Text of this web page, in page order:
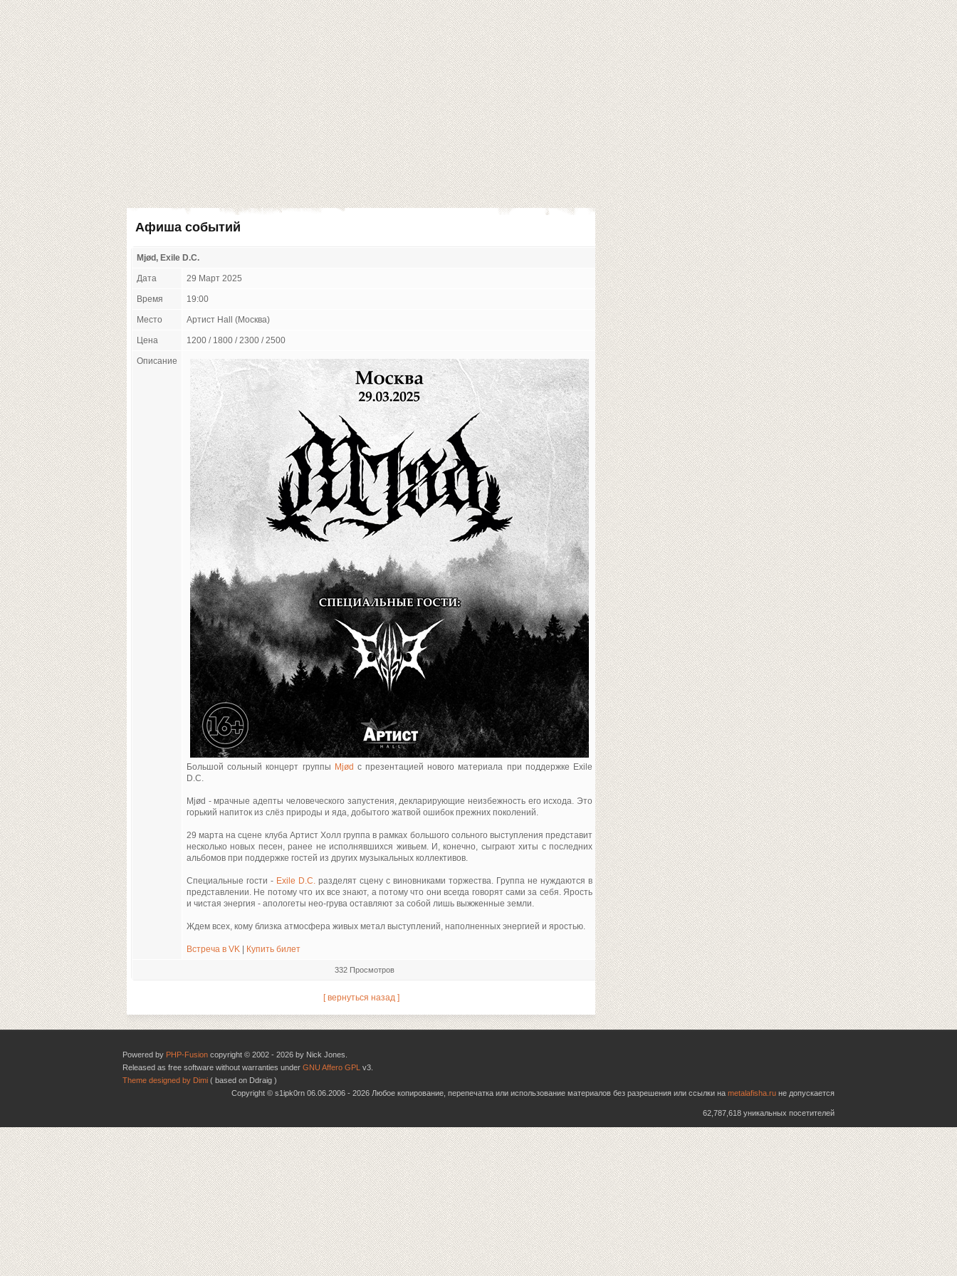
Афиша событий
Mjød, Exile D.C.
Дата 29 Март 2025
Время 19:00
Место Артист Hall (Москва)
Цена 1200 / 1800 / 2300 / 2500
Описание
Большой сольный концерт группы Mjød с презентацией нового материала при поддержке Exile
D.C.
Mjød - мрачные адепты человеческого запустения, декларирующие неизбежность его исхода. Это
горький напиток из слёз природы и яда, добытого жатвой ошибок прежних поколений.
29 марта на сцене клуба Артист Холл группа в рамках большого сольного выступления представит
несколько новых песен, ранее не исполнявшихся живьем. И, конечно, сыграют хиты с последних
альбомов при поддержке гостей из других музыкальных коллективов.
Специальные гости - Exile D.C.
разделят сцену с виновниками торжества. Группа не нуждаются в
представлении. Не потому что их все знают, а потому что они всегда говорят сами за себя. Ярость
и чистая энергия - апологеты нео-грува оставляют за собой лишь выжженные земли.
Ждем всех, кому близка атмосфера живых метал выступлений, наполненных энергией и яростью.
Встреча в VK Купить билет
332 Просмотров
[ вернуться назад ]
Powered by PHP-Fusion copyright © 2002 - 2026 by Nick Jones.
Released as free software without warranties under GNU Affero GPL v3.
Theme designed by Dimi ( based on Ddraig )
Copyright © s1ipk0rn 06.06.2006 - 2026 Любое копирование, перепечатка или использование материалов без разрешения или ссылки на metalafisha.ru не допускается
62,787,618 уникальных посетителей